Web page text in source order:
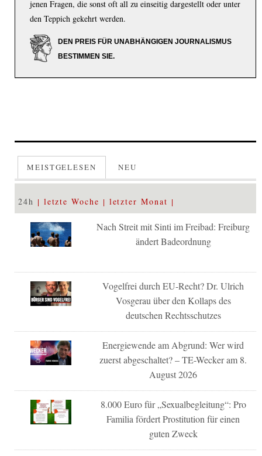
jenen Fragen, die sonst oft all zu einseitig dargestellt oder unter
den Teppich gekehrt werden.
DEN PREIS FÜR UNABHÄNGIGEN JOURNALISMUS
BESTIMMEN SIE.
MEISTGELESEN NEU
24h letzte Woche letzter Monat
Nach Streit mit Sinti im Freibad: Freiburg
ändert Badeordnung
Vogelfrei durch EU-Recht? Dr. Ulrich
Vosgerau über den Kollaps des
deutschen Rechtsschutzes
Energiewende am Abgrund: Wer wird
zuerst abgeschaltet? – TE-Wecker am 8.
August 2026
8.000 Euro für „Sexualbegleitung“: Pro
Familia fördert Prostitution für einen
guten Zweck